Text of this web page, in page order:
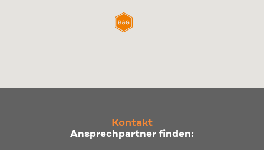
Kontakt
Ansprechpartner finden: